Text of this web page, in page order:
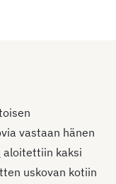
vastaan hänen
aloitettiin kaksi
uskovan kotiin